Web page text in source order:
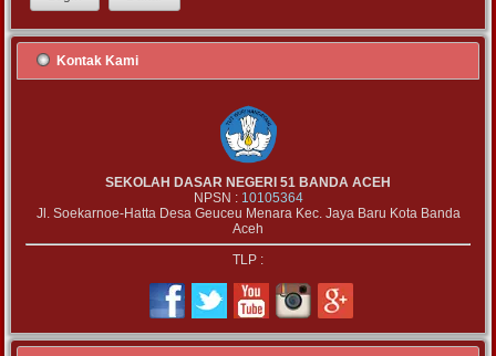
Kontak Kami
SEKOLAH DASAR NEGERI 51 BANDA ACEH
NPSN : 10105364
Jl. Soekarnoe-Hatta Desa Geuceu Menara Kec. Jaya Baru Kota Banda
Aceh
TLP :